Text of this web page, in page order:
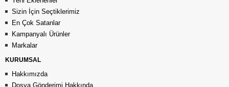
Sizin İçin Seçtiklerimiz
En Çok Satanlar
Kampanyalı Ürünler
Markalar
KURUMSAL
Hakkımızda
Dosya Gönderimi Hakkında